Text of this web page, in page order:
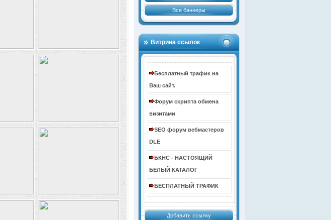
Все баннеры
Витрина ссылок
Бесплатный трафик на
Ваш сайт.
Форум скрипта обмена
визитами
SEO форум вебмастеров
DLE
БКНС - НАСТОЯЩИЙ
БЕЛЫЙ КАТАЛОГ
БЕСПЛАТНЫЙ ТРАФИК
Добавить ссылку